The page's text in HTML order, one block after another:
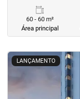
60 - 60 m²
Área principal
LANÇAMENTO
< <<<